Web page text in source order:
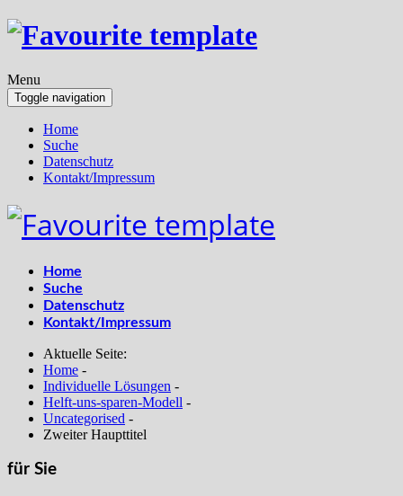
Menu
Toggle navigation
Home
Suche
Datenschutz
Kontakt/Impressum
Home
Suche
Datenschutz
Kontakt/Impressum
Aktuelle Seite:
Home -
Individuelle Lösungen -
Helft-uns-sparen-Modell -
Uncategorised -
Zweiter Haupttitel
für Sie